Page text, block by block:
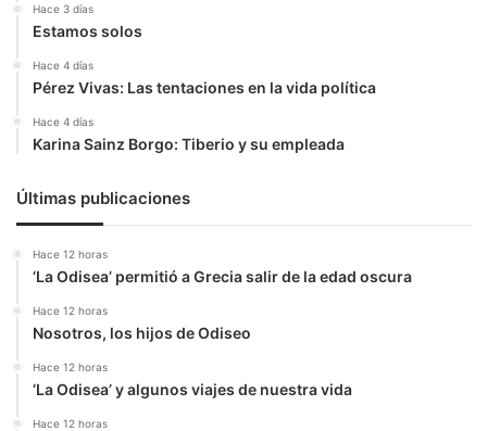
Hace 3 días
Estamos solos
Hace 4 días
Pérez Vivas: Las tentaciones en la vida política
Hace 4 días
Karina Sainz Borgo: Tiberio y su empleada
Últimas publicaciones
Hace 12 horas
‘La Odisea’ permitió a Grecia salir de la edad oscura
Hace 12 horas
Nosotros, los hijos de Odiseo
Hace 12 horas
‘La Odisea’ y algunos viajes de nuestra vida
Hace 12 horas